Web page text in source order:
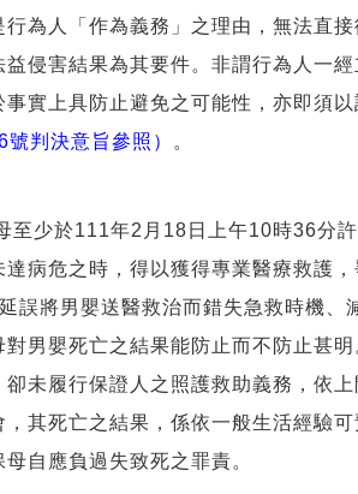
為人「作為義務」之理由，無法直
侵害結果為其要件。非謂行為人一
實上具防止避免之可能性，亦即須
判決意旨參照）
。
至少於111年2月18日上午10時36分
病危之時，得以獲得專業醫療救護
誤將男嬰送醫救治而錯失急救時機
對男嬰死亡之結果能防止而不防止甚
未履行保證人之照護救助義務，依
其死亡之結果，係依一般生活經驗
自應負過失致死之罪責。